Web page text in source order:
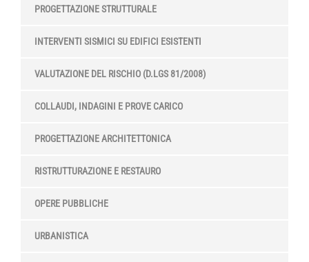
PROGETTAZIONE STRUTTURALE
INTERVENTI SISMICI SU EDIFICI ESISTENTI
VALUTAZIONE DEL RISCHIO (D.LGS 81/2008)
COLLAUDI, INDAGINI E PROVE CARICO
PROGETTAZIONE ARCHITETTONICA
RISTRUTTURAZIONE E RESTAURO
OPERE PUBBLICHE
URBANISTICA